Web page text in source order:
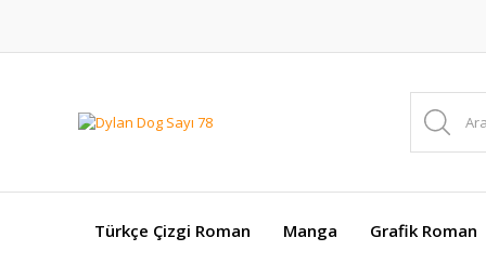
Türkçe Çizgi Roman Manga Grafik Roman